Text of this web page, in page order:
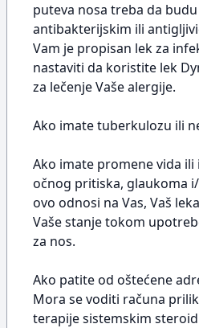
puteva nosa treba da
antibakterijskim ili
Vam je propisan lek za
nastaviti da koristite lek
za lečenje Vaše alergije.
Ako imate tuberkulozu ili
Ako imate promene vida
očnog pritiska, glaukoma
ovo odnosi na Vas, Vaš
Vaše stanje tokom
za nos.
Ako patite od oštećene
Mora se voditi računa
terapije sistemskim